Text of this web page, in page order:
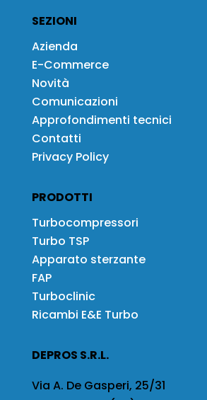
SEZIONI
Azienda
E-Commerce
Novità
Comunicazioni
Approfondimenti tecnici
Contatti
Privacy Policy
PRODOTTI
Turbocompressori
Turbo TSP
Apparato sterzante
FAP
Turboclinic
Ricambi E&E Turbo
DEPROS S.R.L.
Via A. De Gasperi, 25/31